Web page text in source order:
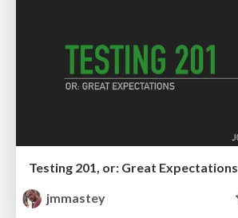
Testing 201, or: Great Expectations
jmmastey